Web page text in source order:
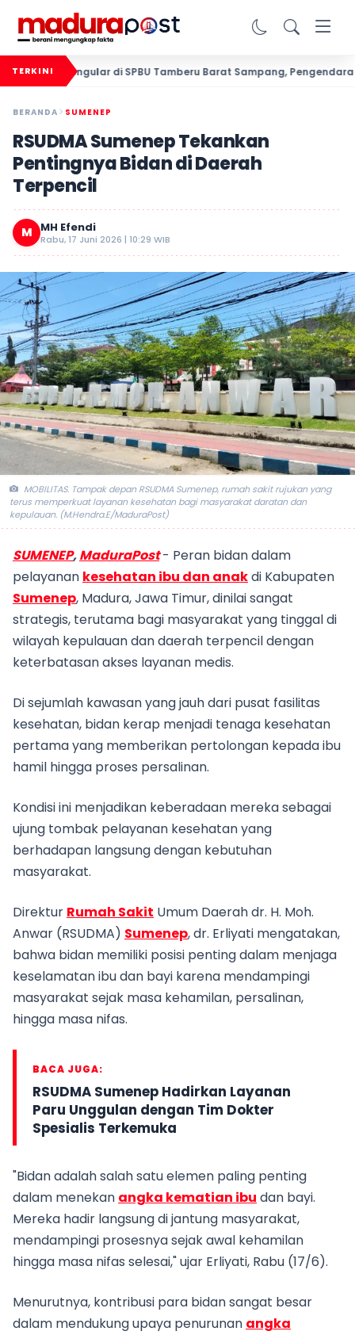
TERKINI
Mengular di SPBU Tamberu Barat Sampang, Pengendara
BERANDA SUMENEP
RSUDMA Sumenep Tekankan
Pentingnya Bidan di Daerah
Terpencil
M MH Efendi
Rabu, 17 Juni 2026 | 10:29 WIB
MOBILITAS. Tampak depan RSUDMA Sumenep, rumah sakit rujukan yang
terus memperkuat layanan kesehatan bagi masyarakat daratan dan
kepulauan. (M.Hendra.E/MaduraPost)
SUMENEP,MaduraPost- Peran bidan dalam
pelayanan kesehatan ibu dan anakdi Kabupaten
Sumenep, Madura, Jawa Timur, dinilai sangat
strategis, terutama bagi masyarakat yang tinggal di
wilayah kepulauan dan daerah terpencil dengan
keterbatasan akses layanan medis.
Di sejumlah kawasan yang jauh dari pusat fasilitas
kesehatan, bidan kerap menjadi tenaga kesehatan
pertama yang memberikan pertolongan kepada ibu
hamil hingga proses persalinan.
Kondisi ini menjadikan keberadaan mereka sebagai
ujung tombak pelayanan kesehatan yang
berhadapan langsung dengan kebutuhan
masyarakat.
Direktur Rumah Sakit Umum Daerah dr. H. Moh.
Anwar (RSUDMA) Sumenep, dr. Erliyati mengatakan,
bahwa bidan memiliki posisi penting dalam menjaga
keselamatan ibu dan bayi karena mendampingi
masyarakat sejak masa kehamilan, persalinan,
hingga masa nifas.
BACA JUGA:
RSUDMA Sumenep Hadirkan Layanan
Paru Unggulan dengan Tim Dokter
Spesialis Terkemuka
"Bidan adalah salah satu elemen paling penting
dalam menekan angka kematian ibu dan bayi.
Mereka hadir langsung di jantung masyarakat,
mendampingi prosesnya sejak awal kehamilan
hingga masa nifas selesai," ujar Erliyati, Rabu (17/6).
Menurutnya, kontribusi para bidan sangat besar
dalam mendukung upaya penurunan angka